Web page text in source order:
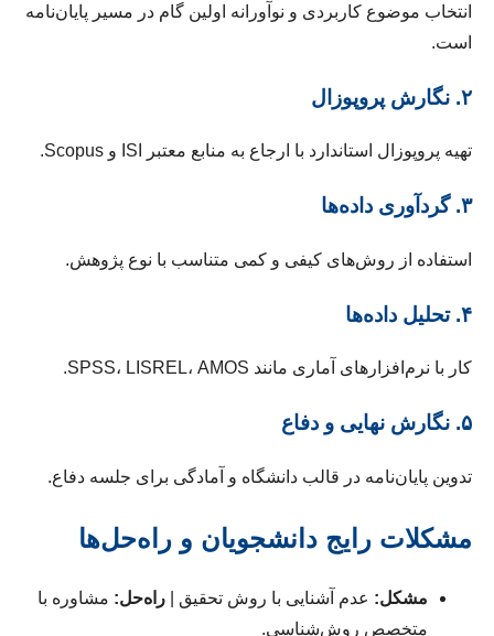
انتخاب موضوع کاربردی و نوآورانه اولین گام در مسیر پایان‌نامه
است.
۲. نگارش پروپوزال
تهیه پروپوزال استاندارد با ارجاع به منابع معتبر ISI و Scopus.
۳. گردآوری داده‌ها
استفاده از روش‌های کیفی و کمی متناسب با نوع پژوهش.
۴. تحلیل داده‌ها
کار با نرم‌افزارهای آماری مانند SPSS، LISREL، AMOS.
۵. نگارش نهایی و دفاع
تدوین پایان‌نامه در قالب دانشگاه و آمادگی برای جلسه دفاع.
مشکلات رایج دانشجویان و راه‌حل‌ها
مشکل: عدم آشنایی با روش تحقیق | راه‌حل: مشاوره با
متخصص روش‌شناسی.